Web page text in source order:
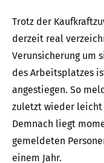
Trotz der
derzeit real
Verunsicherung um
des Arbeitsplatzes
angestiegen. So
zuletzt wieder leicht
Demnach liegt
gemeldeten
einem Jahr.